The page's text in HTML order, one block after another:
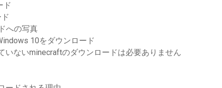
ド
への写真
10をダウンロード
いないminecraftのダウンロードは必要ありません